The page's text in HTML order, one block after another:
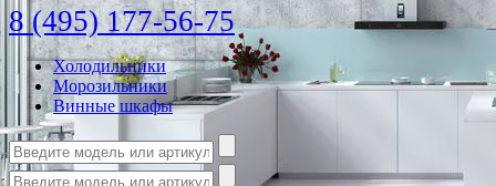
8 (495) 177-56-75
Холодильники
Морозильники
Винные шкафы